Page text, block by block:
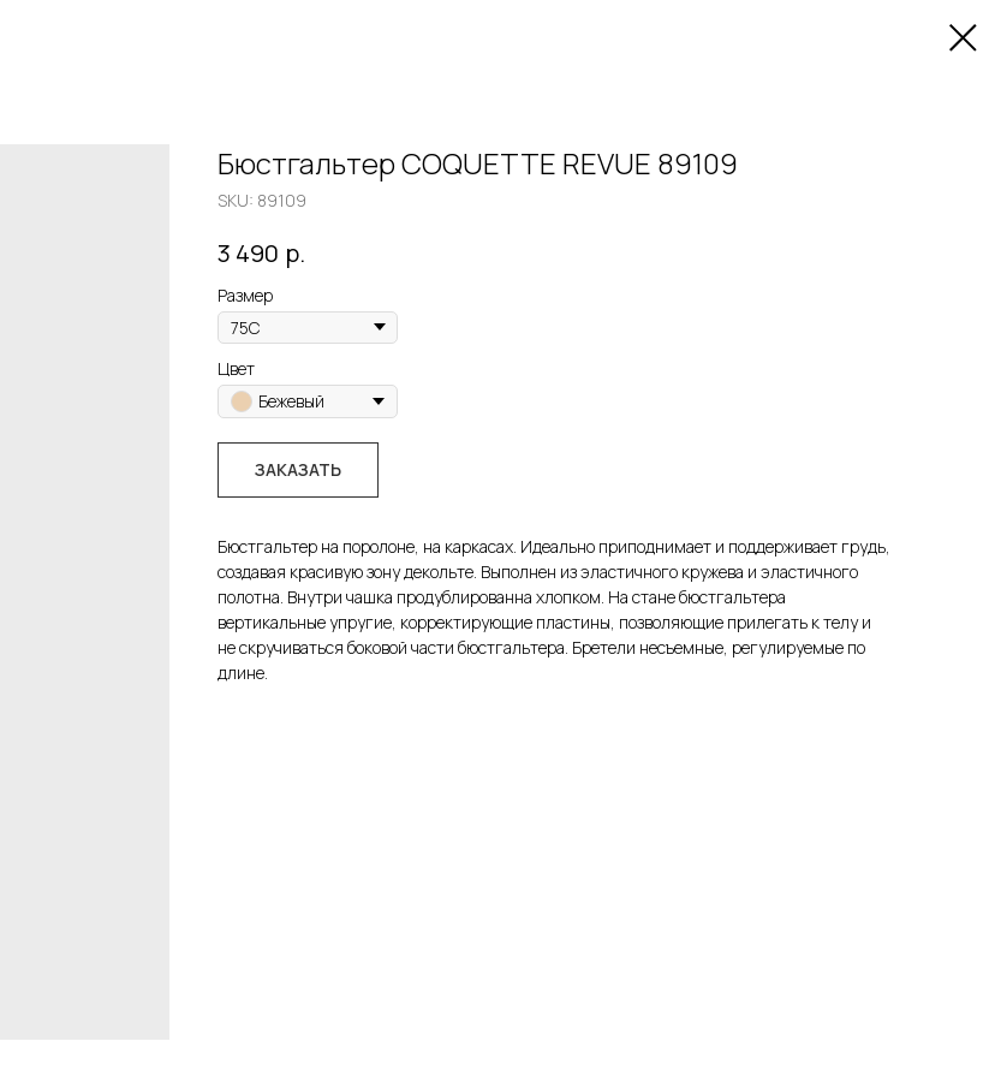
Бюстгальтер COQUETTE REVUE 89109
SKU: 89109
3 490 р.
Размер
Цвет
Бежевый
ЗАКАЗАТЬ
Бюстгальтер на поролоне, на каркасах. Идеально приподнимает и поддерживает грудь,
создавая красивую зону декольте. Выполнен из эластичного кружева и эластичного
полотна. Внутри чашка продублированна хлопком. На стане бюстгальтера
вертикальные упругие, корректирующие пластины, позволяющие прилегать к телу и
не скручиваться боковой части бюстгальтера. Бретели несъемные, регулируемые по
длине.